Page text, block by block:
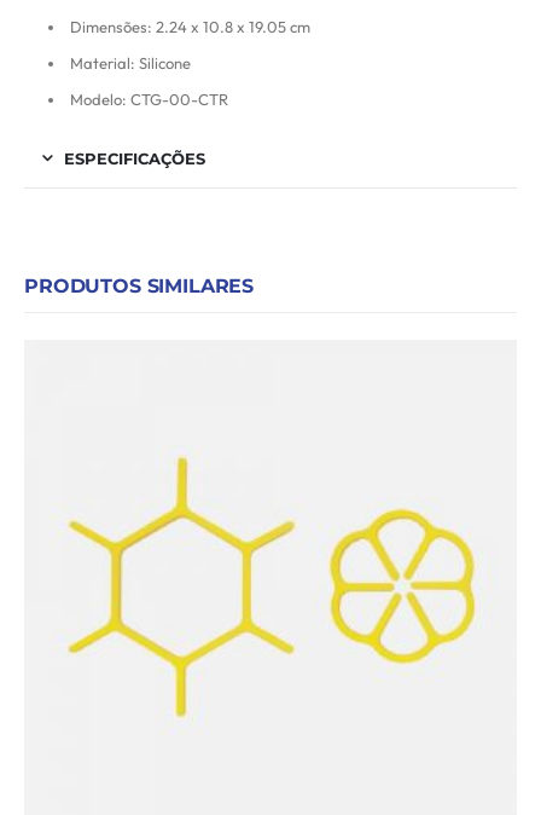
Dimensões: 2.24 x 10.8 x 19.05 cm
Material: Silicone
Modelo: CTG-00-CTR
ESPECIFICAÇÕES
PRODUTOS SIMILARES